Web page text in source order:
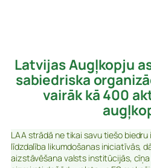
Latvijas Augļkopju
sabiedriska
vairāk kā 400
LAA strādā ne tikai savu tiešo
līdzdalība likumdošanas iniciatīvās,
aizstāvēšana valsts institūcijās,